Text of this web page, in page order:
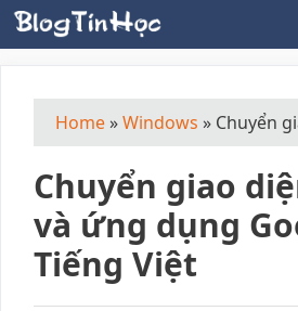
Skip
to
Home »Windows » Chuyển giao diện Gmail
Chuyển giao
và ứng dụng
Tiếng Việt